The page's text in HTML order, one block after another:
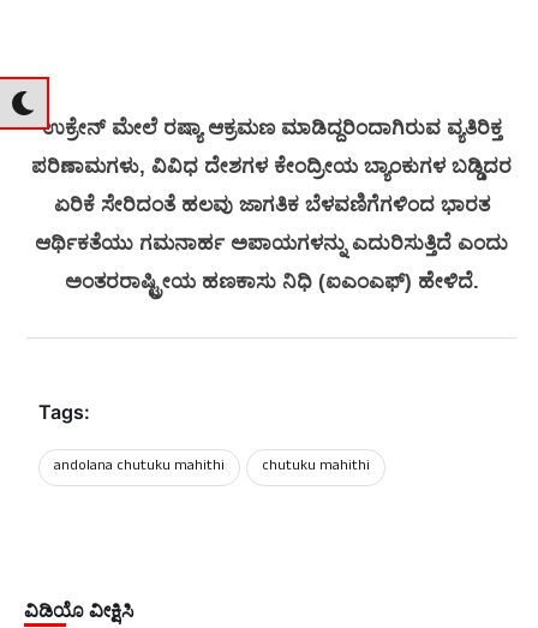
ಉಕ್ರೇನ್ ಮೇಲೆ ರಷ್ಯಾ ಆಕ್ರಮಣ ಮಾಡಿದ್ದರಿಂದಾಗಿರುವ ವ್ಯತಿರಿಕ್ತ
ಪರಿಣಾಮಗಳು, ವಿವಿಧ ದೇಶಗಳ ಕೇಂದ್ರೀಯ ಬ್ಯಾಂಕುಗಳ ಬಡ್ಡಿದರ
ಏರಿಕೆ ಸೇರಿದಂತೆ ಹಲವು ಜಾಗತಿಕ ಬೆಳವಣಿಗೆಗಳಿಂದ ಭಾರತ
ಆರ್ಥಿಕತೆಯು ಗಮನಾರ್ಹ ಅಪಾಯಗಳನ್ನು ಎದುರಿಸುತ್ತಿದೆ ಎಂದು
ಅಂತರರಾಷ್ಟ್ರೀಯ ಹಣಕಾಸು ನಿಧಿ (ಐಎಂಎಫ್) ಹೇಳಿದೆ.
Tags:
andolana chutuku mahithi chutuku mahithi
ವಿಡಿಯೊ ವೀಕ್ಷಿಸಿ